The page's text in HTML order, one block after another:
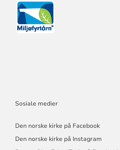
Sosiale medier
Den norske kirke på Facebook
Den norske kirke på Instagram